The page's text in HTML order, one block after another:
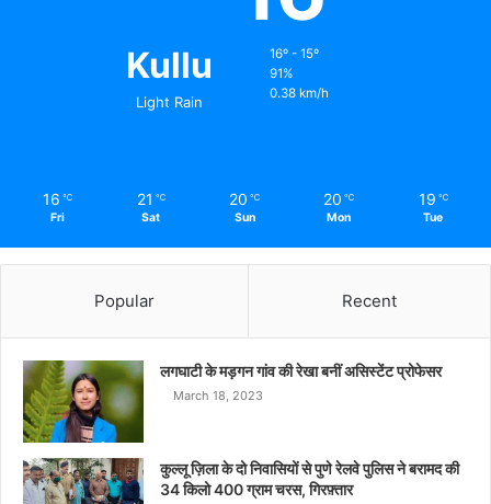
Kullu
Light Rain
16º - 15º
91%
0.38 km/h
16 ℃
Fri
21 ℃
Sat
20 ℃
Sun
20 ℃
Mon
19 ℃
Tue
Popular Recent
लगघाटी के मड़गन गांव की रेखा बनीं असिस्टेंट प्रोफेसर
March 18, 2023
कुल्लू ज़िला के दो निवासियों से पुणे रेलवे पुलिस ने बरामद की
34 किलो 400 ग्राम चरस, गिरफ़्तार